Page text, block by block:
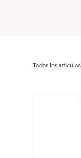
Todos los artículos